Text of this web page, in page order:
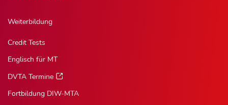
Weiterbildung
Credit Tests
Englisch für MT
DVTA Termine
Fortbildung DIW-MTA